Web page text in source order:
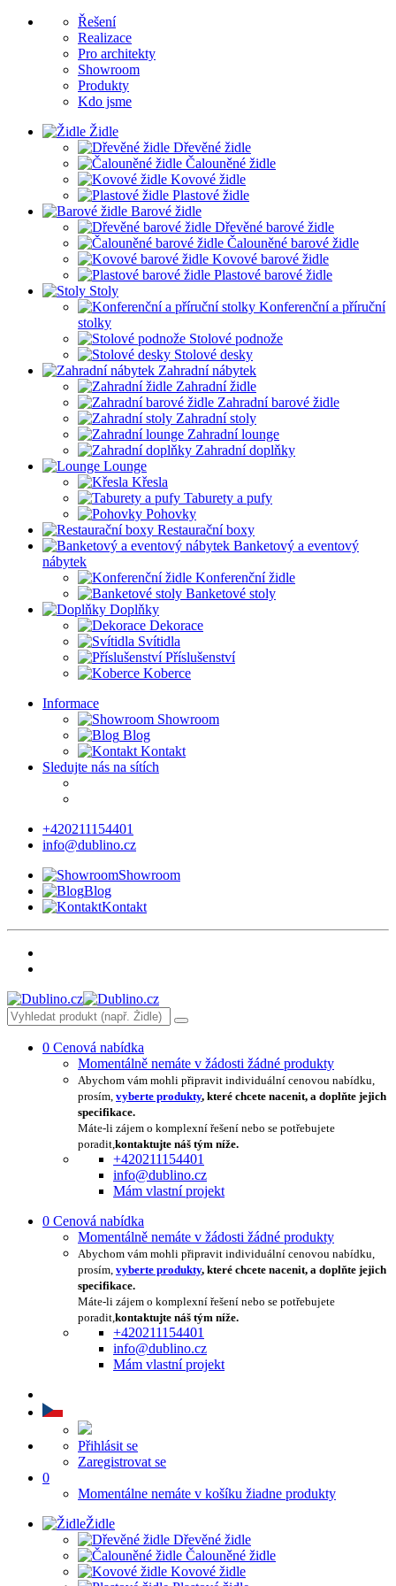
Řešení
Realizace
Pro architekty
Showroom
Produkty
Kdo jsme
Židle
Dřevěné židle
Čalouněné židle
Kovové židle
Plastové židle
Barové židle
Dřevěné barové židle
Čalouněné barové židle
Kovové barové židle
Plastové barové židle
Stoly
Konferenční a příruční
stolky
Stolové podnože
Stolové desky
Zahradní nábytek
Zahradní židle
Zahradní barové židle
Zahradní stoly
Zahradní lounge
Zahradní doplňky
Lounge
Křesla
Taburety a pufy
Pohovky
Restaurační boxy
Banketový a eventový
nábytek
Konferenční židle
Banketové stoly
Doplňky
Dekorace
Svítidla
Příslušenství
Koberce
Informace
Showroom
Blog
Kontakt
Sledujte nás na sítích
+420211154401
info@dublino.cz
Showroom
Blog
Kontakt
0 Cenová nabídka
Momentálně nemáte v žádosti žádné produkty
Abychom vám mohli připravit individuální cenovou nabídku,
prosím, vyberte produkty, které chcete nacenit, a doplňte jejich
specifikace.
Máte-li zájem o komplexní řešení nebo se potřebujete
poradit,kontaktujte náš tým níže.
+420211154401
info@dublino.cz
Mám vlastní projekt
0 Cenová nabídka
Momentálně nemáte v žádosti žádné produkty
Abychom vám mohli připravit individuální cenovou nabídku,
prosím, vyberte produkty, které chcete nacenit, a doplňte jejich
specifikace.
Máte-li zájem o komplexní řešení nebo se potřebujete
poradit,kontaktujte náš tým níže.
+420211154401
info@dublino.cz
Mám vlastní projekt
Přihlásit se
Zaregistrovat se
0
Momentálne nemáte v košíku žiadne produkty
Židle
Dřevěné židle
Čalouněné židle
Kovové židle